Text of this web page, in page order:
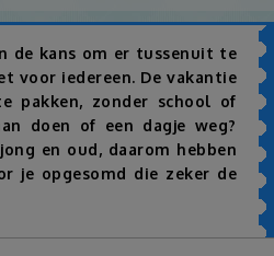
de kans om er tussenuit te
voor iedereen. De vakantie
pakken, zonder school of
doen of een dagje weg?
en oud, daarom hebben
je opgesomd die zeker de